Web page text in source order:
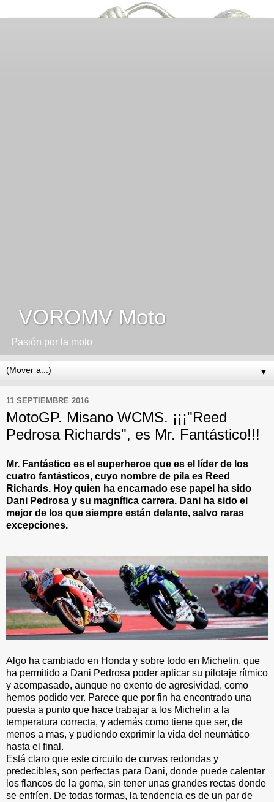
VOROMV Moto
Pasión por la moto
▼
11 SEPTIEMBRE 2016
MotoGP. Misano WCMS. ¡¡¡"Reed
Pedrosa Richards", es Mr. Fantástico!!!
Mr. Fantástico es el superheroe que es el líder de los
cuatro fantásticos, cuyo nombre de pila es Reed
Richards. Hoy quien ha encarnado ese papel ha sido
Dani Pedrosa y su magnífica carrera. Dani ha sido el
mejor de los que siempre están delante, salvo raras
excepciones.
Algo ha cambiado en Honda y sobre todo en Michelin, que
ha permitido a Dani Pedrosa poder aplicar su pilotaje rítmico
y acompasado, aunque no exento de agresividad, como
hemos podido ver. Parece que por fin ha encontrado una
puesta a punto que hace trabajar a los Michelin a la
temperatura correcta, y además como tiene que ser, de
menos a mas, y pudiendo exprimir la vida del neumático
hasta el final.
Está claro que este circuito de curvas redondas y
predecibles, son perfectas para Dani, donde puede calentar
los flancos de la goma, sin tener unas grandes rectas donde
se enfríen. De todas formas, la tendencia es de un par de